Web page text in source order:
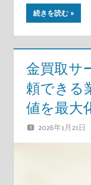
続きを読む
金買取サ
頼できる
値を最大
2026年1月21日